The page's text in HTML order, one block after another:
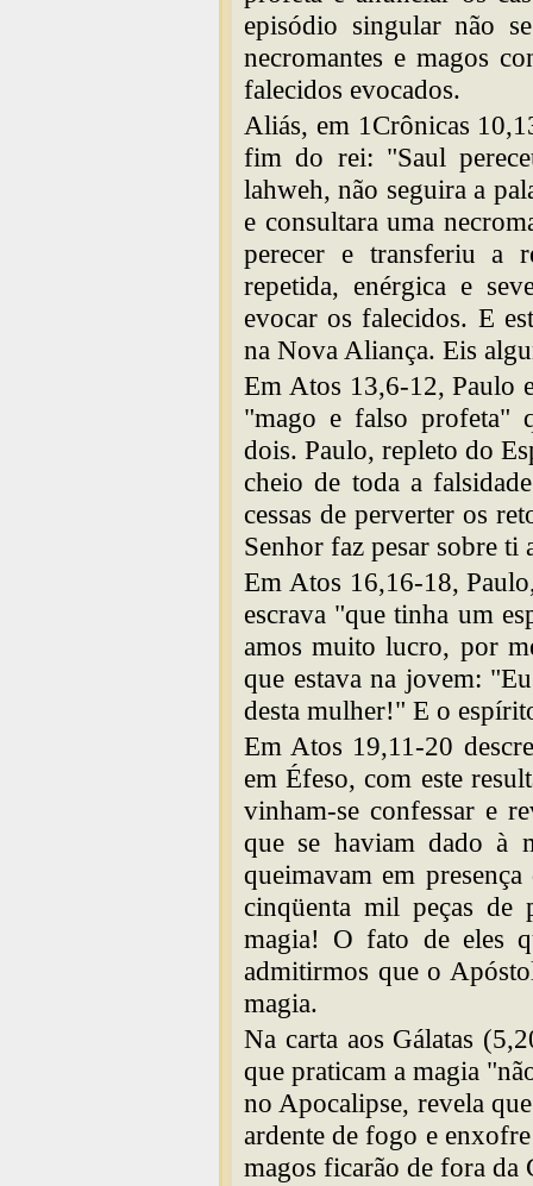
episódio singular não
necromantes e magos
falecidos evocados.
Aliás, em 1Crônicas
fim do rei: "Saul
lahweh, não seguira a
e consultara uma
perecer e transferiu a
repetida, enérgica e
evocar os falecidos. E
na Nova Aliança. Eis
Em Atos 13,6-12, Paulo
"mago e falso profeta"
dois. Paulo, repleto do
cheio de toda a
cessas de perverter os
Senhor faz pesar sobre ti
Em Atos 16,16-18,
escrava "que tinha um
amos muito lucro, por
que estava na jovem:
desta mulher!" E o
Em Atos 19,11-20
em Éfeso, com este
vinham-se confessar e
que se haviam dado à
queimavam em
cinqüenta mil peças
magia! O fato de eles
admitirmos que o
magia.
Na carta aos Gálatas
que praticam a magia
no Apocalipse, revela
ardente de fogo e
magos ficarão de fora da